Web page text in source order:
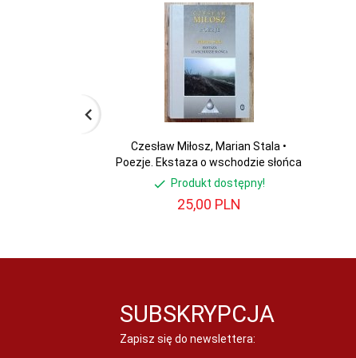
Czesław Miłosz, Marian Stala •
Poezje. Ekstaza o wschodzie słońca
Produkt dostępny!
25,00 PLN
SUBSKRYPCJA
Zapisz się do newslettera: